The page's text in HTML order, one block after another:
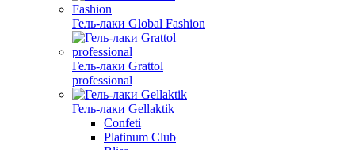
Гель-лаки Global Fashion
Гель-лаки Grattol
professional
Гель-лаки Gellaktik
Confeti
Platinum Club